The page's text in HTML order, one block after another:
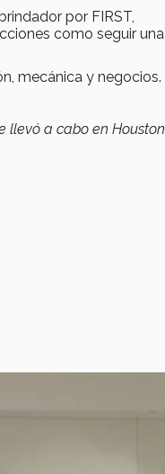
por FIRST,
como seguir una
mecánica y negocios.
llevó a cabo en Houston